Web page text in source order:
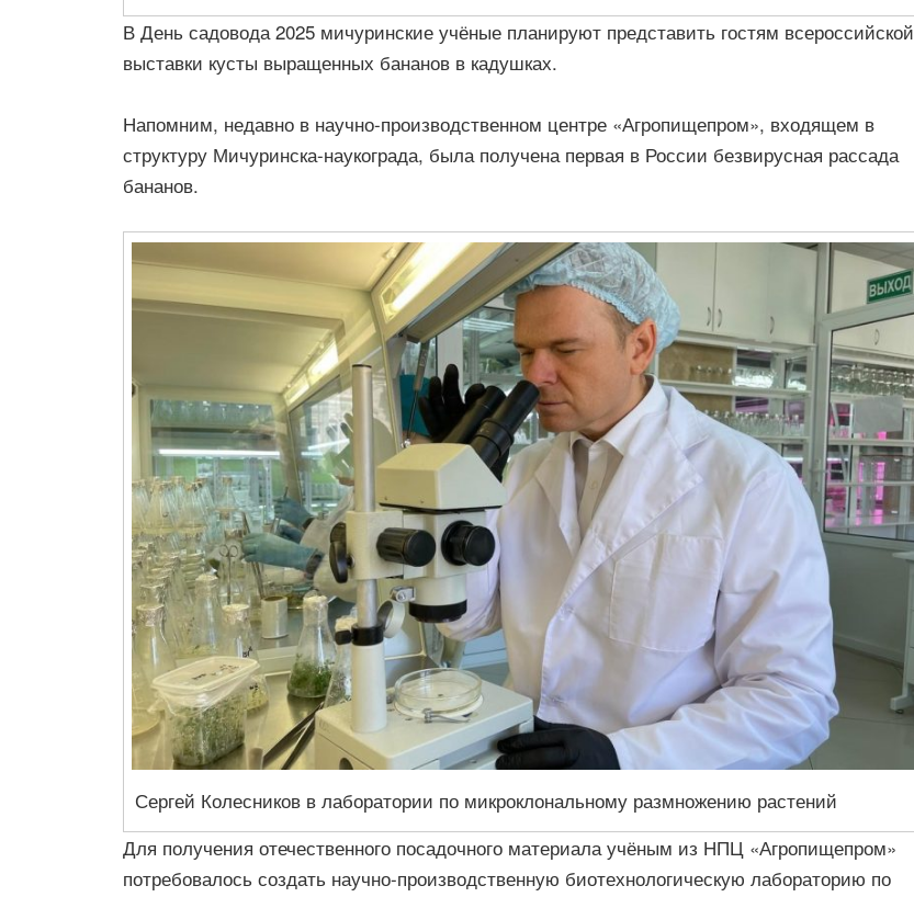
В День садовода 2025 мичуринские учёные планируют представить гостям всероссийской
выставки кусты выращенных бананов в кадушках.
Напомним, недавно в научно-производственном центре «Агропищепром», входящем в
структуру Мичуринска-наукограда, была получена первая в России безвирусная рассада
бананов.
Сергей Колесников в лаборатории по микроклональному размножению растений
Для получения отечественного посадочного материала учёным из НПЦ «Агропищепром»
потребовалось создать научно-производственную биотехнологическую лабораторию по